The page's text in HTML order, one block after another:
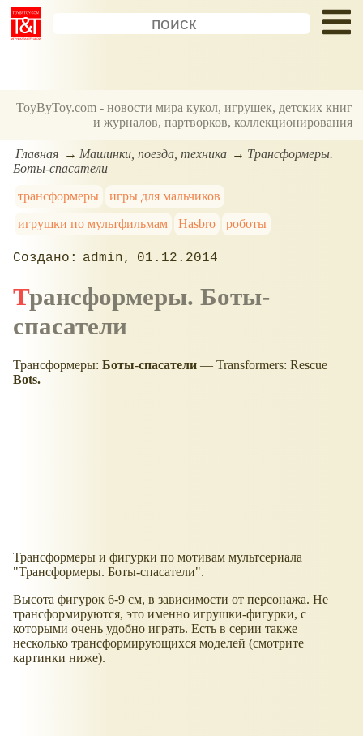
ToyByToy.com - новости мира кукол, игрушек, детских книг
и журналов, партворков, коллекционирования
Главная Машинки, поезда, техника
Трансформеры.
Боты-спасатели
трансформеры
игры для мальчиков
игрушки по мультфильмам
Hasbro роботы
admin 01.12.2014
Трансформеры. Боты-
спасатели
Трансформеры: Боты-спасатели — Transformers: Rescue
Bots.
Трансформеры и фигурки по мотивам мультсериала
"Трансформеры. Боты-спасатели".
Высота фигурок 6-9 см, в зависимости от персонажа. Не
трансформируются, это именно игрушки-фигурки, с
которыми очень удобно играть. Есть в серии также
несколько трансформирующихся моделей (смотрите
картинки ниже).